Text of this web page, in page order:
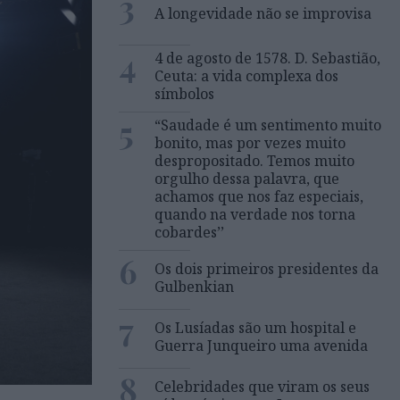
A longevidade não se improvisa
4
4 de agosto de 1578. D. Sebastião,
Ceuta: a vida complexa dos
símbolos
5
“Saudade é um sentimento muito
bonito, mas por vezes muito
despropositado. Temos muito
orgulho dessa palavra, que
achamos que nos faz especiais,
quando na verdade nos torna
cobardes’’
6
Os dois primeiros presidentes da
Gulbenkian
7
Os Lusíadas são um hospital e
Guerra Junqueiro uma avenida
8
Celebridades que viram os seus